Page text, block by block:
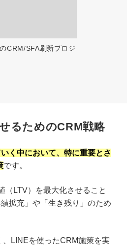
CRM/SFA刷新プロジ
るためのCRM戦略
く中において、特に重要とさ
です。
（LTV）を最大化させること
拡充」や「生き残り」のため
、LINEを使ったCRM施策を実